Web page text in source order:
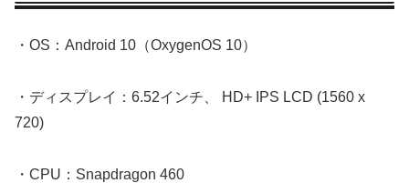
・OS：Android 10（OxygenOS 10）
・ディスプレイ：6.52インチ、 HD+ IPS LCD (1560 x
720)
・CPU：Snapdragon 460